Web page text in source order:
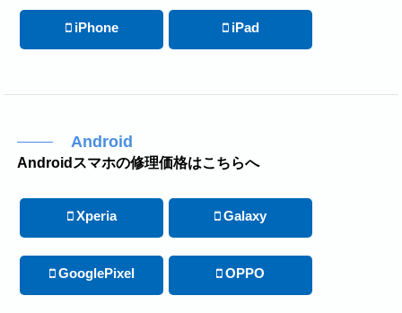
iPhone iPad
Android
Androidスマホの修理価格はこちらへ
Xperia Galaxy
GooglePixel OPPO